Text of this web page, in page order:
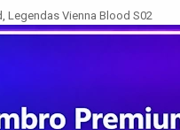
Legendas Vienna Blood S02